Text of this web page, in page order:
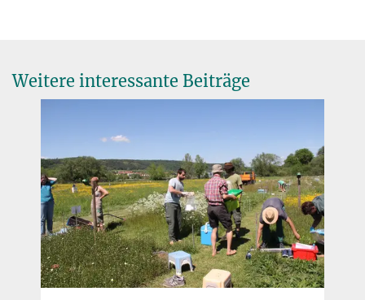
Luftgetragene Spurengasmessungen und
Sie finden dieses Video auf YouTube. Mit Klick auf das Bild
werden Sie dorthin weitergeleitet.
Weitere interessante Beiträge